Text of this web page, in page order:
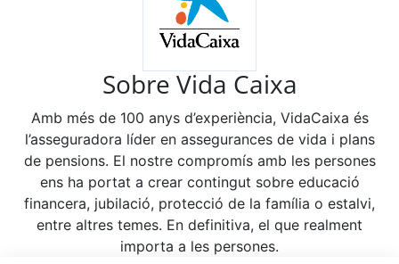
Sobre Vida Caixa
Amb més de 100 anys d’experiència, VidaCaixa és
l’asseguradora líder en assegurances de vida i plans
de pensions. El nostre compromís amb les persones
ens ha portat a crear contingut sobre educació
financera, jubilació, protecció de la família o estalvi,
entre altres temes. En definitiva, el que realment
importa a les persones.